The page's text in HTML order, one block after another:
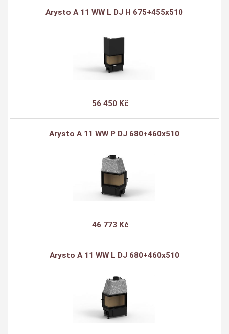
Arysto A 11 WW L DJ H 675+455x510
56 450 Kč
Arysto A 11 WW P DJ 680+460x510
46 773 Kč
Arysto A 11 WW L DJ 680+460x510